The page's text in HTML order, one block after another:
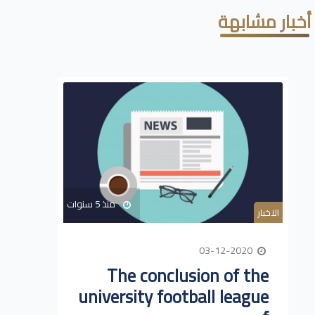
أخبار مشابهة
الاخبار منذ 5 سنوات
The conclusion of the
university football league